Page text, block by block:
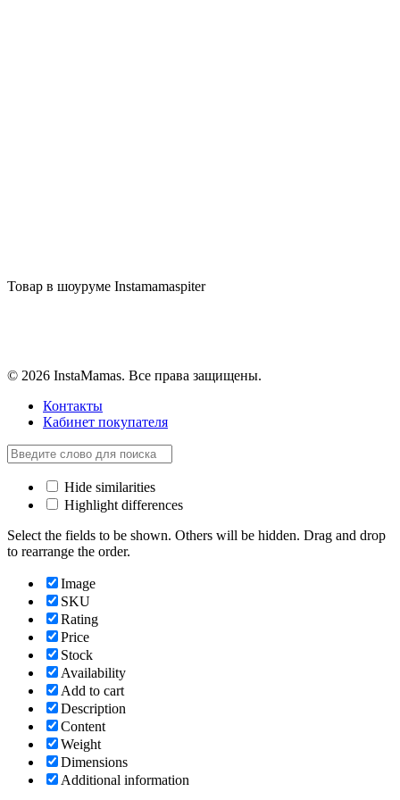
Товар в шоуруме Instamamaspiter
© 2026 InstaMamas. Все права защищены.
Контакты
Кабинет покупателя
Hide similarities
Highlight differences
Select the fields to be shown. Others will be hidden. Drag and drop
to rearrange the order.
Image
SKU
Rating
Price
Stock
Availability
Add to cart
Description
Content
Weight
Dimensions
Additional information